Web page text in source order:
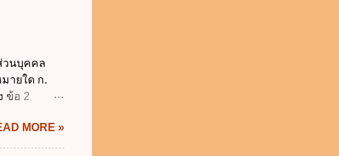
งตาม
อที่เด็กอยู่
ข้าเรียน
วนบุคคล
ายใด ก.
ข้อ 2
นของรัฐทุก
ง. ถูกทุกข้อ
MORE »